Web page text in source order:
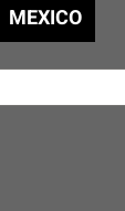
MEXICO